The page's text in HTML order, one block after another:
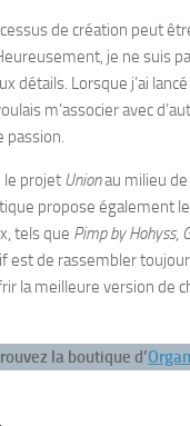
de création peut
je ne suis
détails. Lorsque j’ai lancé
m’associer avec
passion.
le projet Unionau milieu de
propose également
tels que Pimp by Hohyss,
est de rassembler
la meilleure version de
la boutique d’